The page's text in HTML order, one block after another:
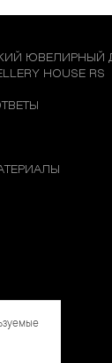
ЮВЕЛИРНЫЙ
HOUSE RS